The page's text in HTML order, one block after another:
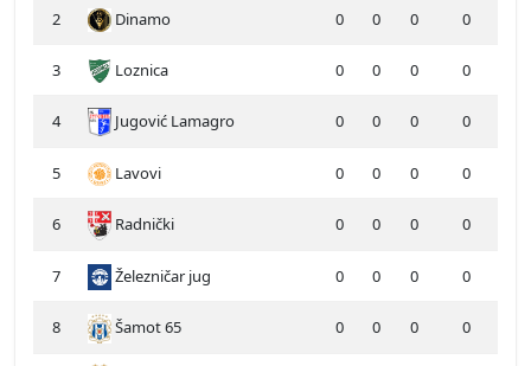
2 Dinamo 0 0 0 0
3 Loznica 0 0 0 0
4 Jugović Lamagro 0 0 0 0
5 Lavovi 0 0 0 0
6 Radnički 0 0 0 0
7 Železničar jug 0 0 0 0
8 Šamot 65 0 0 0 0